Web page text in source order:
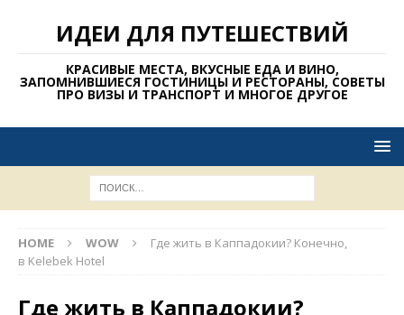
ИДЕИ ДЛЯ ПУТЕШЕСТВИЙ
КРАСИВЫЕ МЕСТА, ВКУСНЫЕ ЕДА И ВИНО,
ЗАПОМНИВШИЕСЯ ГОСТИНИЦЫ И РЕСТОРАНЫ, СОВЕТЫ
ПРО ВИЗЫ И ТРАНСПОРТ И МНОГОЕ ДРУГОЕ
HOME WOW
Где жить в Каппадокии? Конечно,
в Kelebek Hotel
Где жить в Каппадокии?